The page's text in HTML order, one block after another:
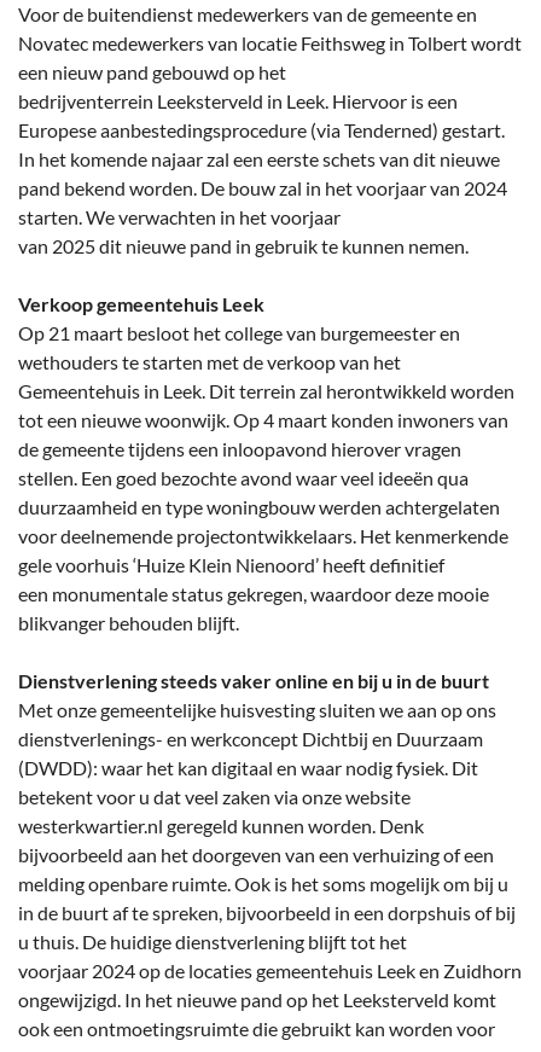
Voor de buitendienst medewerkers van de gemeente en
Novatec medewerkers van locatie Feithsweg in Tolbert wordt
een nieuw pand gebouwd op het
bedrijventerrein Leeksterveld in Leek. Hiervoor is een
Europese aanbestedingsprocedure (via Tenderned) gestart.
In het komende najaar zal een eerste schets van dit nieuwe
pand bekend worden. De bouw zal in het voorjaar van 2024
starten. We verwachten in het voorjaar
van 2025 dit nieuwe pand in gebruik te kunnen nemen.
Verkoop gemeentehuis Leek
Op 21 maart besloot het college van burgemeester en
wethouders te starten met de verkoop van het
Gemeentehuis in Leek. Dit terrein zal herontwikkeld worden
tot een nieuwe woonwijk. Op 4 maart konden inwoners van
de gemeente tijdens een inloopavond hierover vragen
stellen. Een goed bezochte avond waar veel ideeën qua
duurzaamheid en type woningbouw werden achtergelaten
voor deelnemende projectontwikkelaars. Het kenmerkende
gele voorhuis ‘Huize Klein Nienoord’ heeft definitief
een monumentale status gekregen, waardoor deze mooie
blikvanger behouden blijft.
Dienstverlening steeds vaker online en bij u in de buurt
Met onze gemeentelijke huisvesting sluiten we aan op ons
dienstverlenings- en werkconcept Dichtbij en Duurzaam
(DWDD): waar het kan digitaal en waar nodig fysiek. Dit
betekent voor u dat veel zaken via onze website
westerkwartier.nl geregeld kunnen worden. Denk
bijvoorbeeld aan het doorgeven van een verhuizing of een
melding openbare ruimte. Ook is het soms mogelijk om bij u
in de buurt af te spreken, bijvoorbeeld in een dorpshuis of bij
u thuis. De huidige dienstverlening blijft tot het
voorjaar 2024 op de locaties gemeentehuis Leek en Zuidhorn
ongewijzigd. In het nieuwe pand op het Leeksterveld komt
ook een ontmoetingsruimte die gebruikt kan worden voor